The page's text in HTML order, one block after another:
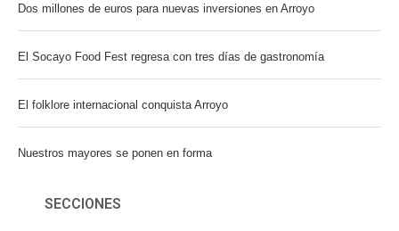
Dos millones de euros para nuevas inversiones en Arroyo
El Socayo Food Fest regresa con tres días de gastronomía
El folklore internacional conquista Arroyo
Nuestros mayores se ponen en forma
SECCIONES